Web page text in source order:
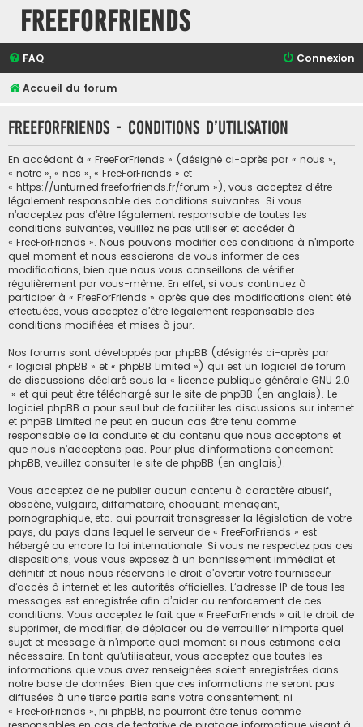
FreeForFriends
FAQ Connexion
Accueil du forum
FreeForFriends - Conditions d’utilisation
En accédant à « FreeForFriends » (désigné ci-après par « nous »,
« notre », « nos », « FreeForFriends » et
« https://unturned.freeforfriends.fr/forum »), vous acceptez d’être
légalement responsable des conditions suivantes. Si vous
n’acceptez pas d’être légalement responsable de toutes les
conditions suivantes, veuillez ne pas utiliser et accéder à
« FreeForFriends ». Nous pouvons modifier ces conditions à n’importe
quel moment et nous essaierons de vous informer de ces
modifications, bien que nous vous conseillons de vérifier
régulièrement par vous-même. En effet, si vous continuez à
participer à « FreeForFriends » après que des modifications aient été
effectuées, vous acceptez d’être légalement responsable des
conditions modifiées et mises à jour.
Nos forums sont développés par phpBB (désignés ci-après par
« logiciel phpBB » et « phpBB Limited ») qui est un logiciel de forum
de discussions déclaré sous la « licence publique générale GNU 2.0
» et qui peut être téléchargé sur le site de phpBB (en anglais). Le
logiciel phpBB a pour seul but de faciliter les discussions sur internet
et phpBB Limited ne peut en aucun cas être tenu comme
responsable de la conduite et du contenu que nous acceptons et
que nous n’acceptons pas. Pour plus d’informations concernant
phpBB, veuillez consulter le site de phpBB (en anglais).
Vous acceptez de ne publier aucun contenu à caractère abusif,
obscène, vulgaire, diffamatoire, choquant, menaçant,
pornographique, etc. qui pourrait transgresser la législation de votre
pays, du pays dans lequel le serveur de « FreeForFriends » est
hébergé ou encore la loi internationale. Si vous ne respectez pas ces
dispositions, vous vous exposez à un bannissement immédiat et
définitif et nous nous réservons le droit d’avertir votre fournisseur
d’accès à internet et les autorités officielles. L’adresse IP de tous les
messages est enregistrée afin d’aider au renforcement de ces
conditions. Vous acceptez le fait que « FreeForFriends » ait le droit de
supprimer, de modifier, de déplacer ou de verrouiller n’importe quel
sujet et message à n’importe quel moment si nous estimons cela
nécessaire. En tant qu’utilisateur, vous acceptez que toutes les
informations que vous avez renseignées soient enregistrées dans
notre base de données. Bien que ces informations ne seront pas
diffusées à une tierce partie sans votre consentement, ni
« FreeForFriends », ni phpBB, ne pourront être tenus comme